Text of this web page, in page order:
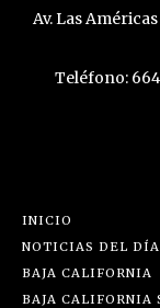
Av. Las
Teléfono:
INICIO
NOTICIAS DEL DÍA
BAJA CALIFORNIA
BAJA CALIFORNIA